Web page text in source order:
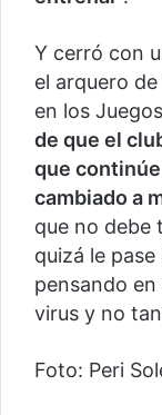
Y cerró con
el arquero
en los
de que el
que continúe
cambiado a
que no debe
quizá le
pensando
virus y no
Foto: Peri